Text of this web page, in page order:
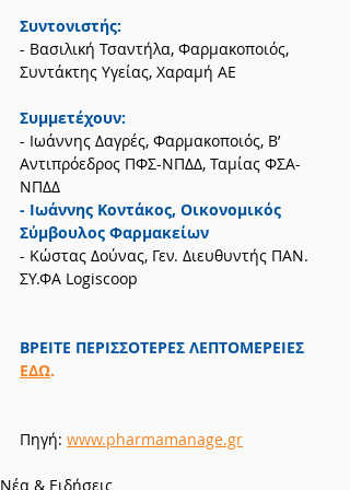
Συντονιστής:
- Βασιλική Τσαντήλα, Φαρµακοποιός,
Συντάκτης Υγείας, Χαραµή ΑΕ
Συµµετέχουν:
- Ιωάννης ∆αγρές, Φαρµακοποιός, Β’
Αντιπρόεδρος ΠΦΣ-ΝΠ∆∆, Ταµίας ΦΣΑ-
ΝΠ∆∆
- Ιωάννης Κοντάκος, Οικονοµικός
Σύµβουλος Φαρµακείων
- Κώστας ∆ούνας, Γεν. ∆ιευθυντής ΠΑΝ.
ΣΥ.ΦΑ Logiscoop
ΒΡΕΙΤΕ ΠΕΡΙΣΣΟΤΕΡΕΣ ΛΕΠΤΟΜΕΡΕΙΕΣ
ΕΔΩ.
Πηγή: www.pharmamanage.gr
Νέα & Ειδήσεις